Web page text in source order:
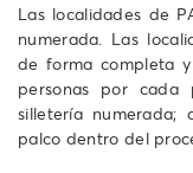
Las localidades de
numerada. Las
de forma completa
personas por cada
silletería numerada;
palco dentro del